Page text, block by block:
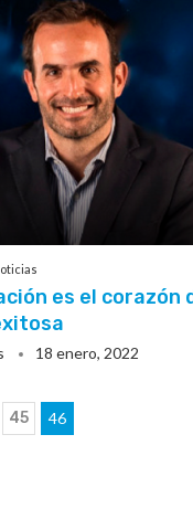
es el corazón
18 enero, 2022
45 46